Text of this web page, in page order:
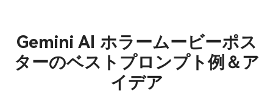
Gemini AI ホラームービーポス
ターのベストプロンプト例＆ア
イデア